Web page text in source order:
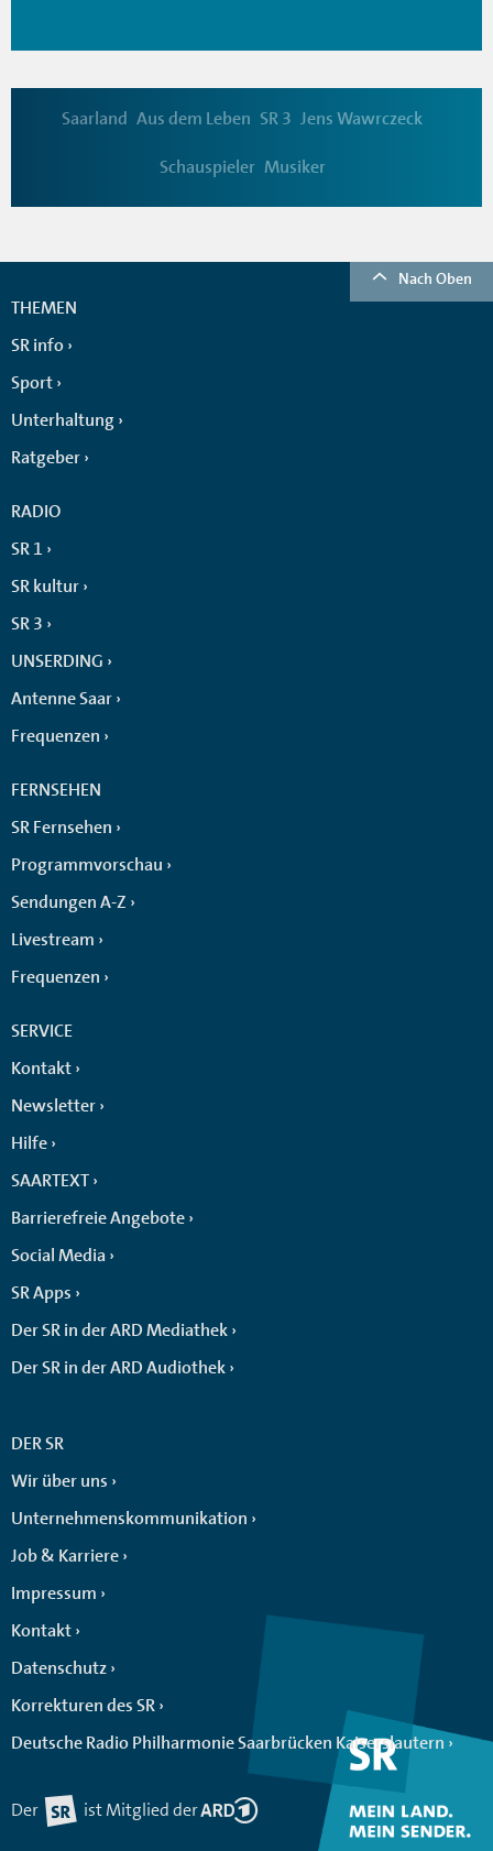
Saarland Aus dem Leben SR 3 Jens Wawrczeck
Schauspieler Musiker
Nach Oben
THEMEN
SR info
Sport
Unterhaltung
Ratgeber
RADIO
SR 1
SR kultur
SR 3
UNSERDING
Antenne Saar
Frequenzen
FERNSEHEN
SR Fernsehen
Programmvorschau
Sendungen A-Z
Livestream
Frequenzen
SERVICE
Kontakt
Newsletter
Hilfe
SAARTEXT
Barrierefreie Angebote
Social Media
SR Apps
Der SR in der ARD Mediathek
Der SR in der ARD Audiothek
DER SR
Wir über uns
Unternehmenskommunikation
Job & Karriere
Impressum
Kontakt
Datenschutz
Korrekturen des SR
Deutsche Radio Philharmonie Saarbrücken Kaiserslautern
Der ist Mitglied der